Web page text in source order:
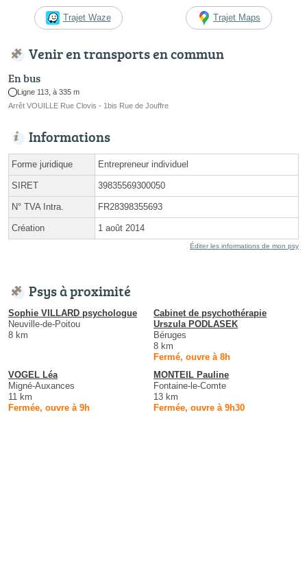
Trajet Waze Trajet Maps
Venir en transports en commun
En bus
Ligne 113, à 335 m
Arrêt VOUILLE Rue Clovis - 1bis Rue de Jouffre
Informations
Forme juridique Entrepreneur individuel
SIRET 39835569300050
N° TVA Intra. FR28398355693
Création 1 août 2014
Éditer les informations de mon psy
Psys à proximité
Sophie VILLARD psychologue
Neuville-de-Poitou
8 km
Cabinet de psychothérapie
Urszula PODLASEK
Béruges
8 km
Fermé, ouvre à 8h
VOGEL Léa
Migné-Auxances
11 km
Fermée, ouvre à 9h
MONTEIL Pauline
Fontaine-le-Comte
13 km
Fermée, ouvre à 9h30